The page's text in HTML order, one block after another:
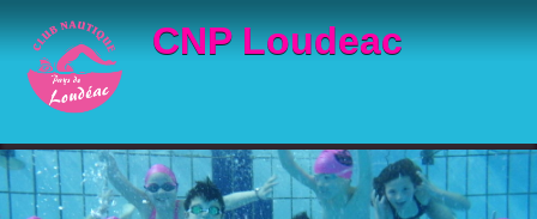
CNP Loudeac